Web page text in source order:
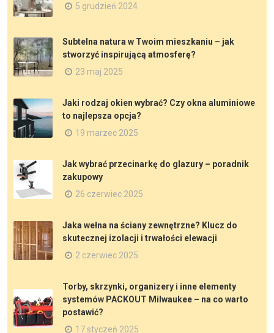
5 grudzień 2024
Subtelna natura w Twoim mieszkaniu – jak
stworzyć inspirującą atmosferę?
23 maj 2025
Jaki rodzaj okien wybrać? Czy okna aluminiowe
to najlepsza opcja?
19 marzec 2025
Jak wybrać przecinarkę do glazury – poradnik
zakupowy
26 czerwiec 2025
Jaka wełna na ściany zewnętrzne? Klucz do
skutecznej izolacji i trwałości elewacji
2 czerwiec 2025
Torby, skrzynki, organizery i inne elementy
systemów PACKOUT Milwaukee – na co warto
postawić?
17 styczeń 2025